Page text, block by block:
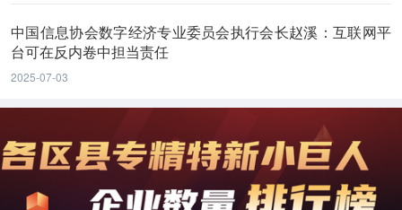
中国信息协会数字经济专业委员会执行会长赵溪：互联网平
台可在反内卷中担当责任
2025-07-03